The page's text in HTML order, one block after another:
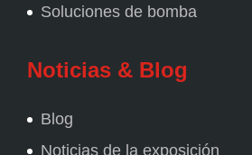
Soluciones de bomba
Noticias & Blog
Blog
Noticias de la exposición